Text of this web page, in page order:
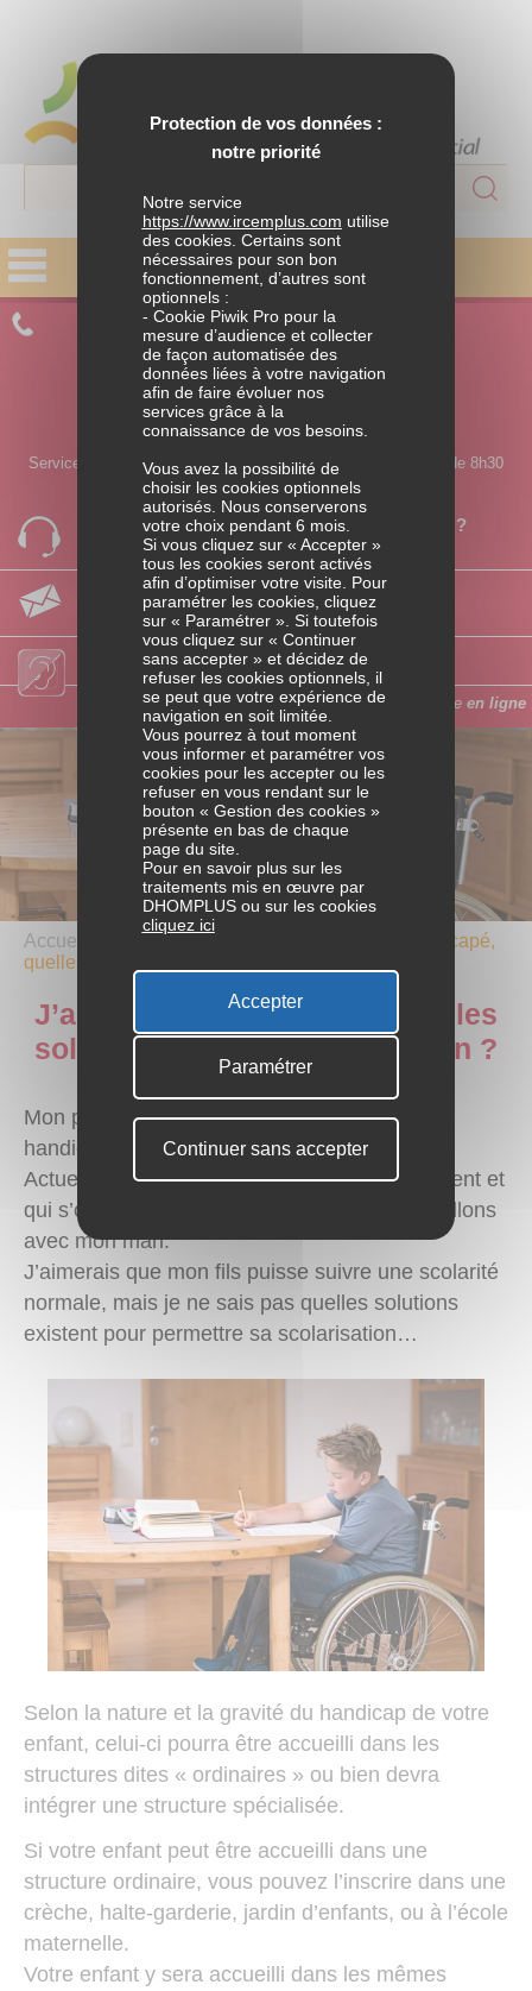
Parentalité
Situations de ruptures
Accès au logement
Travaux et aménagements
Charges liées au logement
PROFESSIONNELLES
Variations d’activités
Dépenses liées au travail
Parcours professionnel
RETRAITE ET BIEN VIEILLIR
Passage à la retraite
Bien vieillir chez soi
Habitat collectif et hébergement
CONTACTEZ UN CONSEILLER
APPELEZ-NOUS
0 980 980 990
Service ouvert du lundi au jeudi de 8h30 à 18h et le vendredi de 8h30
à 17h30.
Vous souhaitez être rappelé par un conseiller ?
Laissez-nous vos coordonnées
Par email
Posez-nous votre question
Accès personnes sourdes ou malentendantes
Faites votre demande d’aide en ligne
Accueil / Famille /
J’ai un enfant handicapé,
quelles solutions pour sa scolarisation ?
J’ai un enfant handicapé, quelles
solutions pour sa scolarisation ?
Mon plus jeune fils de 3 ans est atteint d'un
handicap moteur.
Actuellement ce sont mes parents qui le gardent et
qui s’occupent de lui pendant que nous travaillons
avec mon mari.
J’aimerais que mon fils puisse suivre une scolarité
normale, mais je ne sais pas quelles solutions
existent pour permettre sa scolarisation…
Selon la nature et la gravité du handicap de votre
enfant, celui-ci pourra être accueilli dans les
structures dites « ordinaires » ou bien devra
intégrer une structure spécialisée.
Si votre enfant peut être accueilli dans une
structure ordinaire, vous pouvez l’inscrire dans une
crèche, halte-garderie, jardin d’enfants, ou à l’école
maternelle.
Votre enfant y sera accueilli dans les mêmes
Protection de vos données :
notre priorité
Notre service
https://www.ircemplus.com utilise
des cookies. Certains sont
nécessaires pour son bon
fonctionnement, d’autres sont
optionnels :
- Cookie Piwik Pro pour la
mesure d’audience et collecter
de façon automatisée des
données liées à votre navigation
afin de faire évoluer nos
services grâce à la
connaissance de vos besoins.
Vous avez la possibilité de
choisir les cookies optionnels
autorisés. Nous conserverons
votre choix pendant 6 mois.
Si vous cliquez sur « Accepter »
tous les cookies seront activés
afin d’optimiser votre visite. Pour
paramétrer les cookies, cliquez
sur « Paramétrer ». Si toutefois
vous cliquez sur « Continuer
sans accepter » et décidez de
refuser les cookies optionnels, il
se peut que votre expérience de
navigation en soit limitée.
Vous pourrez à tout moment
vous informer et paramétrer vos
cookies pour les accepter ou les
refuser en vous rendant sur le
bouton « Gestion des cookies »
présente en bas de chaque
page du site.
Pour en savoir plus sur les
traitements mis en œuvre par
DHOMPLUS ou sur les cookies
cliquez ici
Accepter
Continuer sans accepter
Paramétrer